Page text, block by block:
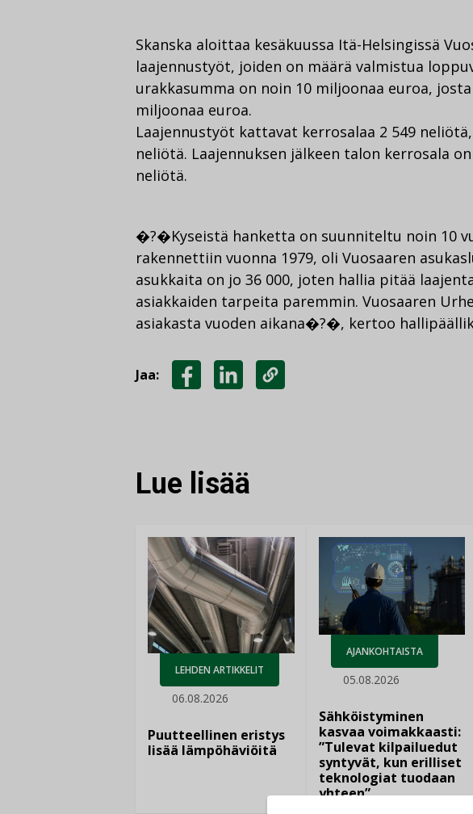
Skanska aloittaa kesäkuussa Itä-Helsingissä
laajennustyöt, joiden on määrä valmistua
urakkasumma on noin 10 miljoonaa euroa,
miljoonaa euroa.
Laajennustyöt kattavat kerrosalaa 2 549
neliötä. Laajennuksen jälkeen talon kerrosala
neliötä.
�?�Kyseistä hanketta on suunniteltu noin 10
rakennettiin vuonna 1979, oli Vuosaaren
asukkaita on jo 36 000, joten hallia pitää
asiakkaiden tarpeita paremmin. Vuosaaren
asiakasta vuoden aikana�?�, kertoo
Jaa:
Lue lisää
LEHDEN ARTIKKELIT
06.08.2026
Puutteellinen eristys
lisää lämpöhäviöitä
AJANKOHTAISTA
05.08.2026
Sähköistyminen
kasvaa voimakkaasti:
”Tulevat kilpailuedut
syntyvät, kun erilliset
teknologiat tuodaan
yhteen”